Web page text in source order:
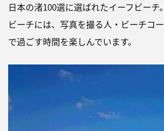
日本の渚100選に選ばれたイーフビーチ。
ビーチには、写真を撮る人・ビーチコ
で過ごす時間を楽しんでいます。